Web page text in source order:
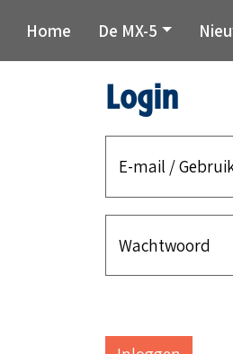
Home De MX-5
Login
E-mail /
Wachtwoord